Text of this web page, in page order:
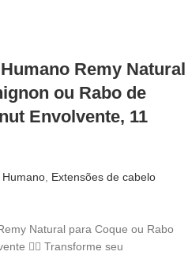
Remy Natural
ou Rabo de
Envolvente, 11
Extensões de cabelo
Natural para Coque ou Rabo
💁‍♀️ Transforme seu